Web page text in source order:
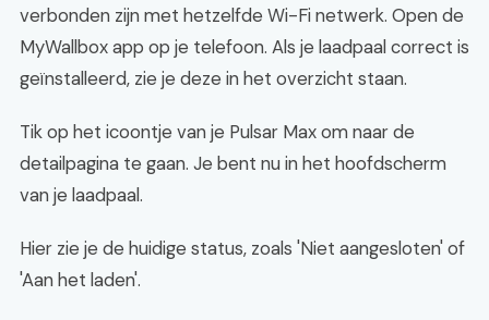
verbonden zijn met hetzelfde Wi-Fi netwerk. Open de
MyWallbox app op je telefoon. Als je laadpaal correct is
geïnstalleerd, zie je deze in het overzicht staan.
Tik op het icoontje van je Pulsar Max om naar de
detailpagina te gaan. Je bent nu in het hoofdscherm
van je laadpaal.
Hier zie je de huidige status, zoals 'Niet aangesloten' of
'Aan het laden'.